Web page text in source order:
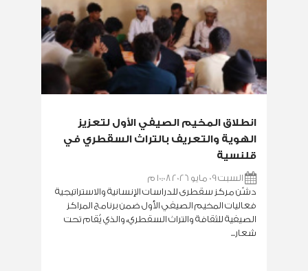
انطلاق المخيم الصيفي الأول لتعزيز
الهوية والتعريف بالتراث السقطري في
قلنسية
السبت 09 مايو 2026 10:08 م
دشّن مركز سقطرى للدراسات الإنسانية والاستراتيجية
فعاليات المخيم الصيفي الأول ضمن برنامج المراكز
الصيفية للثقافة والتراث السقطري، والذي يُقام تحت
شعار...